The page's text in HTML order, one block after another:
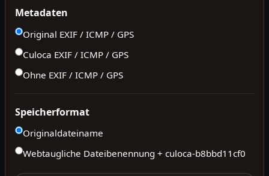
Metadaten
Original EXIF / ICMP / GPS
Culoca EXIF / ICMP / GPS
Ohne EXIF / ICMP / GPS
Speicherformat
Originaldateiname
Webtaugliche Dateibenennung + culoca-b8bbd11cf0